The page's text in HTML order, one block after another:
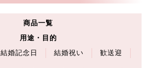
商品一覧
用途・目的
結婚記念日 結婚祝い 歓送迎